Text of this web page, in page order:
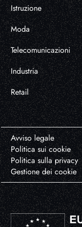
Istruzione
Moda
Telecomunicazioni
Industria
Retail
Avviso legale
Politica sui cookie
Politica sulla privacy
Gestione dei cookie